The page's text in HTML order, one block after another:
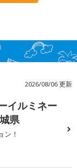
2026/08/06 更新
イルミネー
県
ン！